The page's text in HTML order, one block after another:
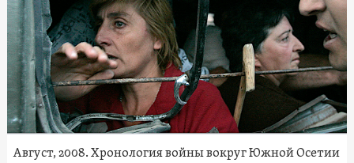
Август, 2008. Хронология войны вокруг Южной Осетии